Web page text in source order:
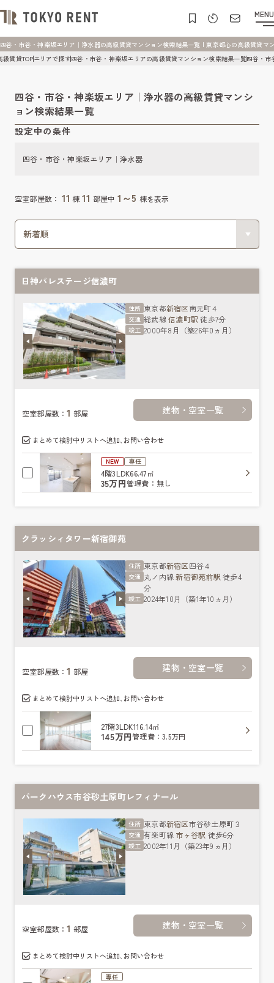
MENU
四谷・市谷・神楽坂エリア｜浄水器の高級賃貸マンション検索結果一覧 | 東京都心の高級賃貸マ
級賃貸TOPエリアで探す四谷・市谷・神楽坂エリアの高級賃貸マンション検索結果一覧四谷・市
四谷・市谷・神楽坂エリア｜浄水器の高級賃貸マンシ
ョン検索結果一覧
設定中の条件
空室部屋数： 11 棟 11 部屋中 1～5 棟を表示
四谷・市谷・神楽坂エリア｜浄水器
日神パレステージ信濃町
住所 東京都新宿区南元町４
交通 総武線信濃町駅 徒歩7分
竣工 2000年8月（築26年0ヵ月）
空室部屋数：1 部屋 建物・空室一覧
まとめて検討中リストへ追加､お問い合わせ
NEW 専任
4階3LDK66.47㎡
35万円管理費：無し
クラッシィタワー新宿御苑
住所 東京都新宿区四谷４
交通 丸ノ内線新宿御苑前駅 徒歩4
分
竣工 2024年10月（築1年10ヵ月）
空室部屋数：1 部屋 建物・空室一覧
まとめて検討中リストへ追加､お問い合わせ
27階3LDK116.14㎡
145万円管理費：3.5万円
パークハウス市谷砂土原町レフィナール
住所 東京都新宿区市谷砂土原町３
交通 有楽町線 市ヶ谷駅 徒歩6分
竣工 2002年11月（築23年9ヵ月）
空室部屋数：1 部屋 建物・空室一覧
まとめて検討中リストへ追加､お問い合わせ
専任